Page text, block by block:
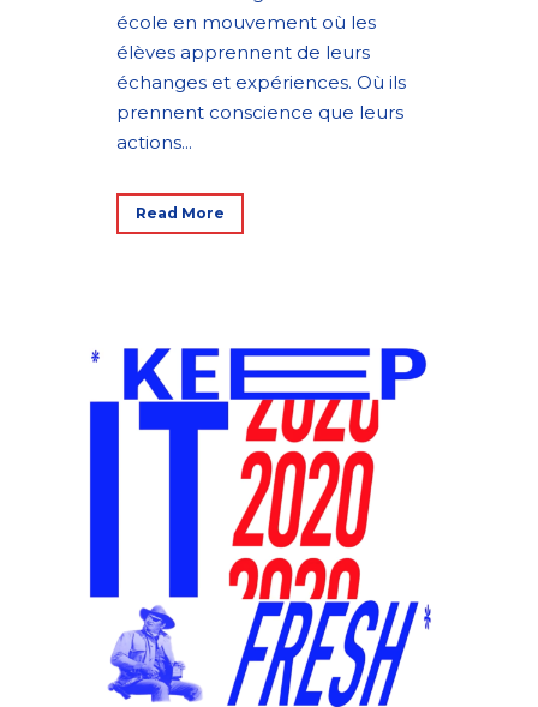
école en mouvement où les
élèves apprennent de leurs
échanges et expériences. Où ils
prennent conscience que leurs
actions...
Read More